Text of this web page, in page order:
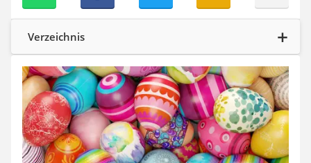
Waschsauger
Geflügelschere
SUP-Board
Ferngesteuertes Auto
Subwoofer
Beheizbare Handschuhe
Verzeichnis